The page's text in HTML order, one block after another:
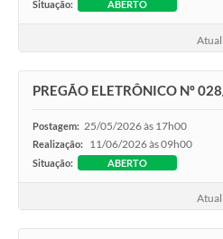
Situação: ABERTO
PREGÃO ELETRÔNICO Nº
Postagem: 25/05/2026 às 17h00
Realização: 11/06/2026 às 09h00
Situação: ABERTO